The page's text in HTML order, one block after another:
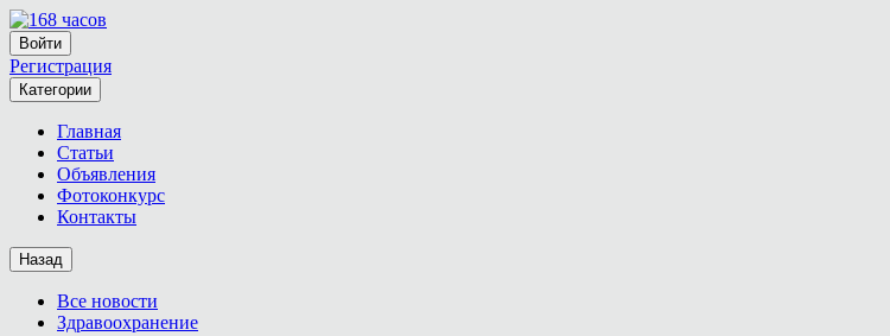
Войти
Регистрация
Категории
Главная
Статьи
Объявления
Фотоконкурс
Контакты
Назад
Все новости
Здравоохранение